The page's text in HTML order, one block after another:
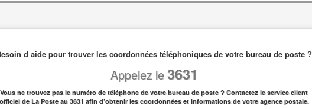
d aide pour trouver les coordonnées téléphoniques de votre bureau de poste ?
Appelez le3631
Vous ne trouvez pas le numéro de téléphone de votre bureau de poste ? Contactez le service client
officiel de La Poste au 3631 afin d’obtenir les coordonnées et informations de votre agence postale.